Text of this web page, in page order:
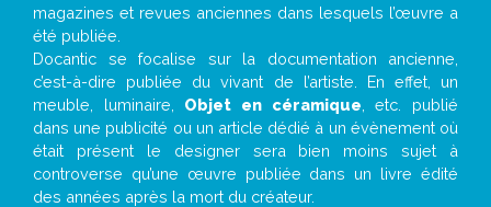
magazines et revues anciennes dans lesquels l’œuvre a
été publiée.
Docantic se focalise sur la documentation ancienne,
c’est-à-dire publiée du vivant de l’artiste. En effet, un
meuble, luminaire, Objet en céramique , etc. publié
dans une publicité ou un article dédié à un évènement où
était présent le designer sera bien moins sujet à
controverse qu’une œuvre publiée dans un livre édité
des années après la mort du créateur.